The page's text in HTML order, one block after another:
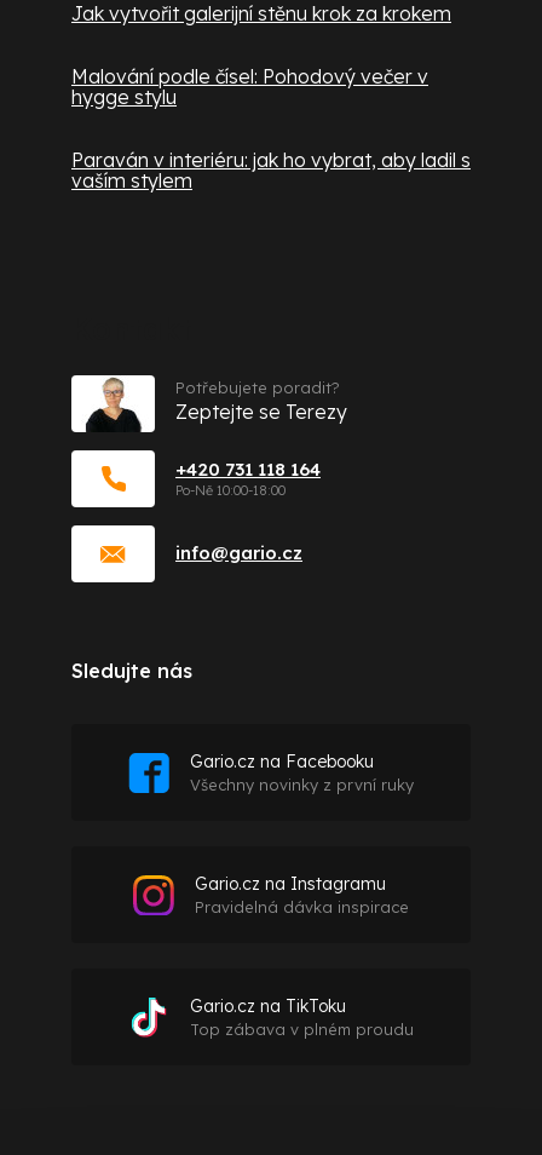
Jak vytvořit galerijní stěnu krok za krokem
Malování podle čísel: Pohodový večer v
hygge stylu
Paraván v interiéru: jak ho vybrat, aby ladil s
vaším stylem
info@gario.cz
+420 731 118 164
Potřebujete poradit?
Zeptejte se Terezy
Sledujte nás
Gario.cz na Facebooku
Všechny novinky z první ruky
Gario.cz na Instagramu
Pravidelná dávka inspirace
Gario.cz na TikToku
Top zábava v plném proudu